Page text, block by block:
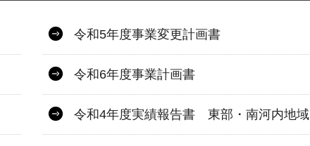
令和5年度事業変更計画書
令和6年度事業計画書
令和4年度実績報告書 東部・南河内地域